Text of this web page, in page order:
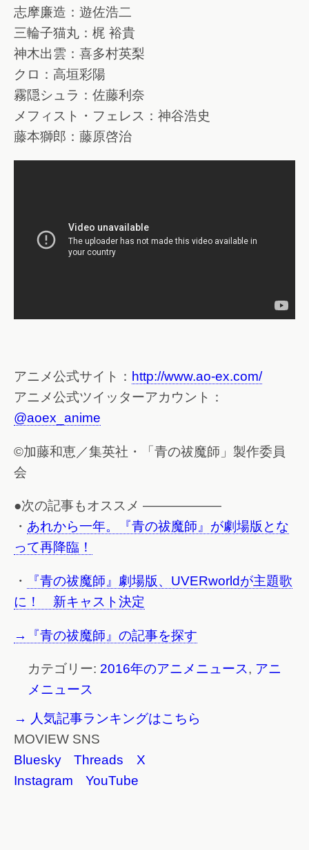
志摩廉造：遊佐浩二
三輪子猫丸：梶 裕貴
神木出雲：喜多村英梨
クロ：高垣彩陽
霧隠シュラ：佐藤利奈
メフィスト・フェレス：神谷浩史
藤本獅郎：藤原啓治
アニメ公式サイト： http://www.ao-ex.com/
アニメ公式ツイッターアカウント：
@aoex_anime
©加藤和恵／集英社・「青の祓魔師」製作委員
会
●次の記事もオススメ ——————
・ あれから一年。『青の祓魔師』が劇場版とな
って再降臨！
・
『青の祓魔師』劇場版、UVERworldが主題歌
に！ 新キャスト決定
→『青の祓魔師』の記事を探す
カテゴリー: 2016年のアニメニュース, アニ
メニュース
→ 人気記事ランキングはこちら
MOVIEW SNS
Bluesky
Threads
X
Instagram
YouTube